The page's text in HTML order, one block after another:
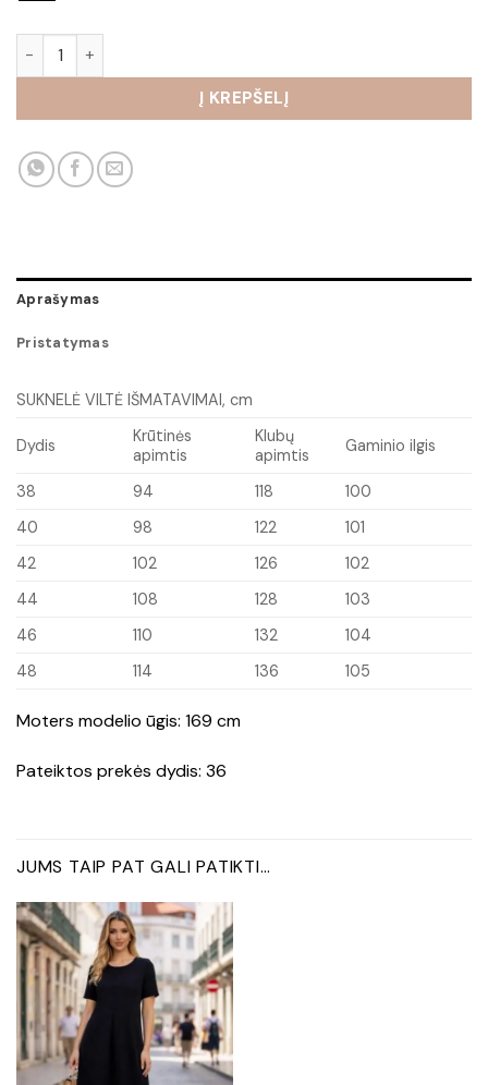
produkto kiekis: Suknelė Viltė
Į KREPŠELĮ
Aprašymas
Pristatymas
SUKNELĖ VILTĖ IŠMATAVIMAI, cm
Dydis
Krūtinės
apimtis
Klubų
apimtis
Gaminio ilgis
38 94 118
100
40
98 122
101
42
102 126
102
44
108 128
103
46
110 132
104
48
114 136 105
Moters modelio ūgis: 169 cm
Pateiktos prekės dydis: 36
JUMS TAIP PAT GALI PATIKTI…